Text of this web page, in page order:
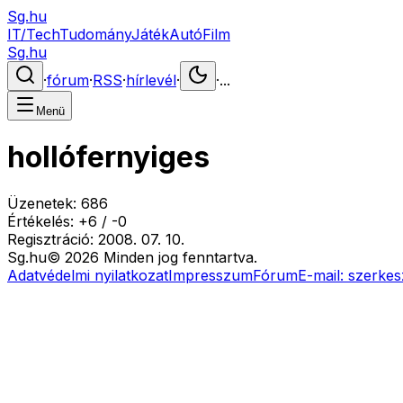
Sg.hu
IT/TechTudományJátékAutóFilm
Sg.hu
·fórum·RSS·hírlevél· ·...
Menü
hollófernyiges
Üzenetek: 686
Értékelés: +6 / -0
Regisztráció: 2008. 07. 10.
Sg.hu© 2026 Minden jog fenntartva.
Adatvédelmi nyilatkozatImpresszumFórumE-mail: